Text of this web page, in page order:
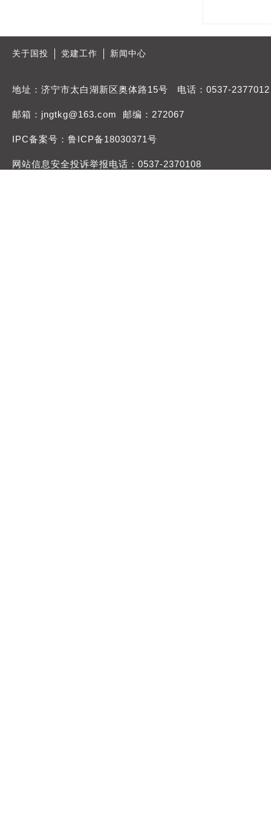
关于国投 党建工作 新闻中心
地址：济宁市太白湖新区奥体路15号 电话：0537-2377012
邮箱：jngtkg@163.com 邮编：272067
IPC备案号：鲁ICP备18030371号
网站信息安全投诉举报电话：0537-2370108